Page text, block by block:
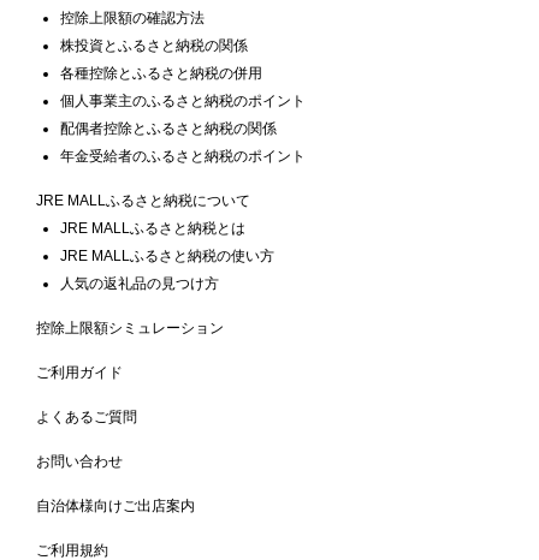
控除上限額の確認方法
株投資とふるさと納税の関係
各種控除とふるさと納税の併用
個人事業主のふるさと納税のポイント
配偶者控除とふるさと納税の関係
年金受給者のふるさと納税のポイント
JRE MALLふるさと納税について
JRE MALLふるさと納税とは
JRE MALLふるさと納税の使い方
人気の返礼品の見つけ方
控除上限額シミュレーション
ご利用ガイド
よくあるご質問
お問い合わせ
自治体様向けご出店案内
ご利用規約